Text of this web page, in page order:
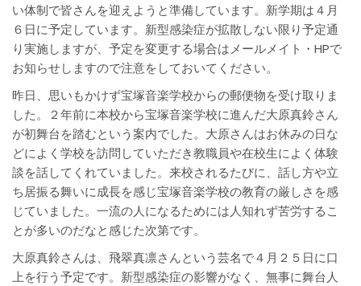
い体制で皆さんを迎えようと準備しています。新学期は４月
６日に予定しています。新型感染症が拡散しない限り予定通
り実施しますが、予定を変更する場合はメールメイト・HPで
お知らせしますので注意をしておいてください。
昨日、思いもかけず宝塚音楽学校からの郵便物を受け取りま
した。２年前に本校から宝塚音楽学校に進んだ大原真鈴さん
が初舞台を踏むという案内でした。大原さんはお休みの日な
どによく学校を訪問していただき教職員や在校生によく体験
談を話してくれていました。来校されるたびに、話し方や立
ち居振る舞いに成長を感じ宝塚音楽学校の教育の厳しさを感
じていました。一流の人になるためには人知れず苦労するこ
とが多いのだなと感じた次第です。
大原真鈴さんは、飛翠真凛さんという芸名で４月２５日に口
上を行う予定です。新型感染症の影響がなく、無事に舞台人